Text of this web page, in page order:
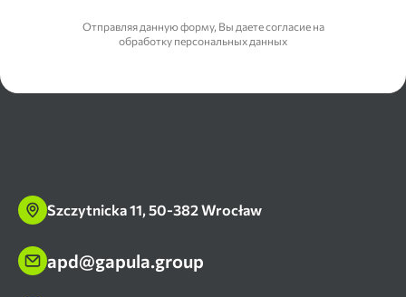
Отправляя данную форму, Вы даете согласие на
обработку персональных данных
Szczytnicka 11, 50-382 Wrocław
apd@gapula.group